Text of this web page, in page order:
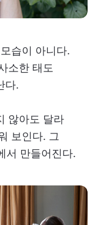
습이 아니다.
소한 태도
다.
않아도 달라
보인다. 그
서 만들어진다.